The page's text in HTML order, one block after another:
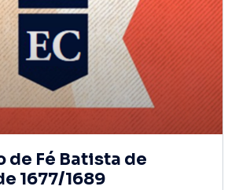
de Fé Batista de
1677/1689